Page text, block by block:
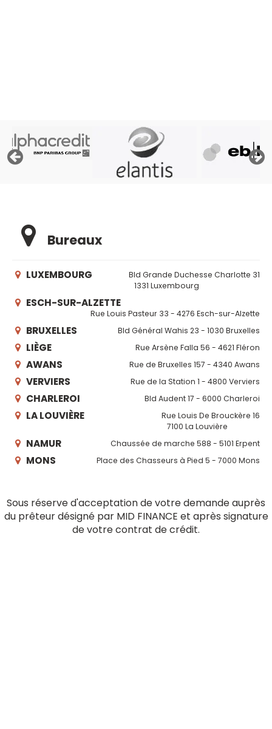
Bureaux
LUXEMBOURG
Bld Grande Duchesse Charlotte 31
1331 Luxembourg
ESCH-SUR-ALZETTE
Rue Louis Pasteur 33 - 4276 Esch-sur-Alzette
BRUXELLES Bld Général Wahis 23 - 1030 Bruxelles
LIÈGE Rue Arsène Falla 56 - 4621 Fléron
AWANS Rue de Bruxelles 157 - 4340 Awans
VERVIERS Rue de la Station 1 - 4800 Verviers
CHARLEROI Bld Audent 17 - 6000 Charleroi
LA LOUVIÈRE
Rue Louis De Brouckère 16
7100 La Louvière
NAMUR Chaussée de marche 588 - 5101 Erpent
MONS Place des Chasseurs à Pied 5 - 7000 Mons
Sous réserve d'acceptation de votre demande auprès
du prêteur désigné par MID FINANCE et après signature
de votre contrat de crédit.